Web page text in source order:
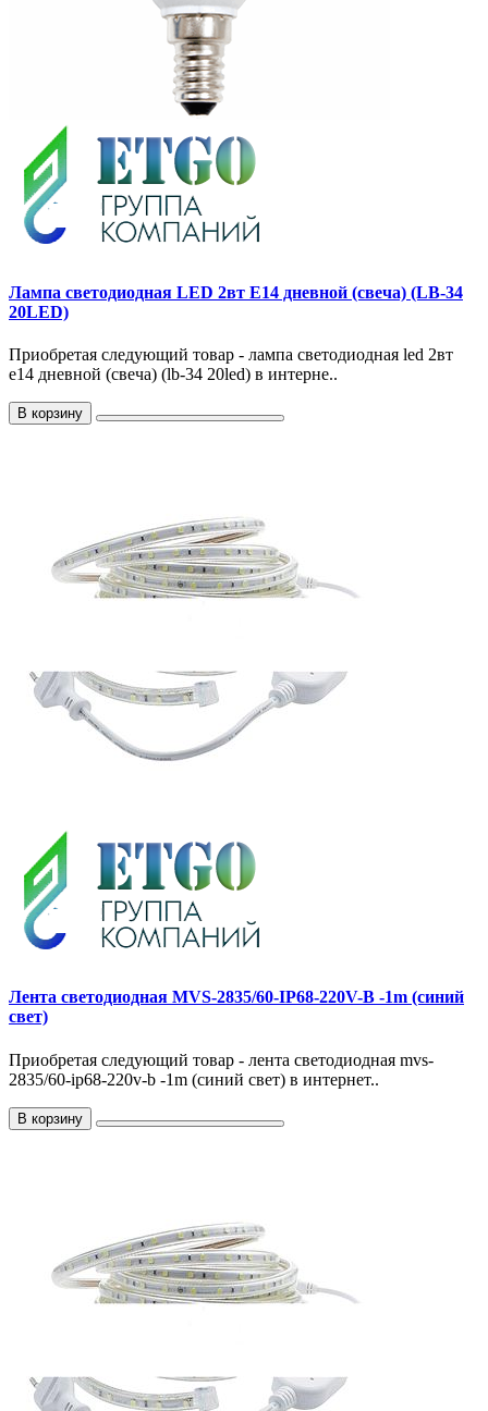
Лампа светодиодная LED 2вт Е14 дневной (свеча) (LB-34
20LED)
Приобретая следующий товар - лампа светодиодная led 2вт
е14 дневной (свеча) (lb-34 20led) в интерне..
В корзину
Лента светодиодная MVS-2835/60-IP68-220V-B -1m (синий
свет)
Приобретая следующий товар - лента светодиодная mvs-
2835/60-ip68-220v-b -1m (синий свет) в интернет..
В корзину